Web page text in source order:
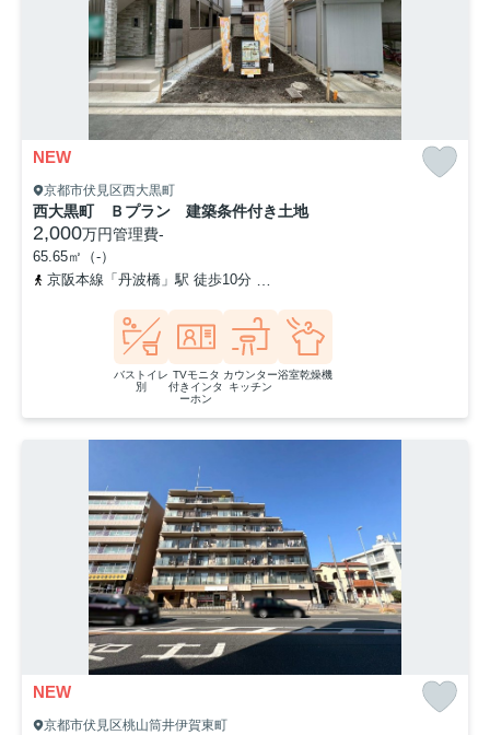
NEW
京都市伏見区西大黒町
西大黒町 Ｂプラン 建築条件付き土地
2,000万円管理費-
65.65㎡（-）
京阪本線「丹波橋」駅 徒歩10分
バストイレ
別
TVモニタ
付きインタ
ーホン
カウンター
キッチン
浴室乾燥機
NEW
京都市伏見区桃山筒井伊賀東町